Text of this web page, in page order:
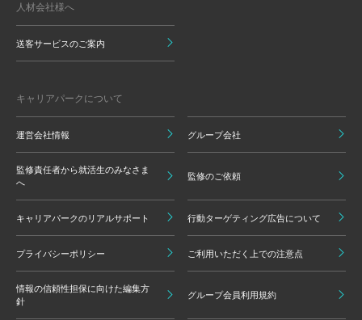
人材会社様へ
送客サービスのご案内
キャリアパークについて
運営会社情報 グループ会社
監修責任者から就活生のみなさま
へ
監修のご依頼
キャリアパークのリアルサポート 行動ターゲティング広告について
プライバシーポリシー ご利用いただく上での注意点
情報の信頼性担保に向けた編集方
針
グループ会員利用規約